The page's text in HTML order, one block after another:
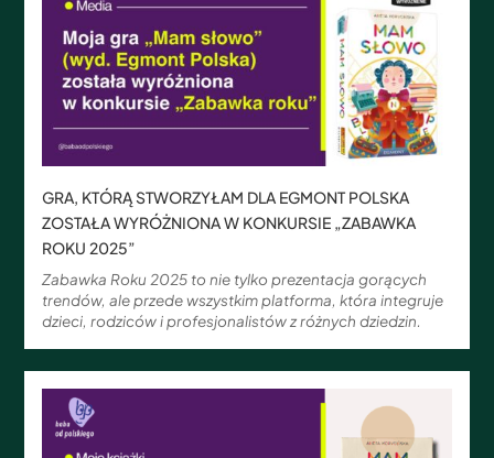
GRA, KTÓRĄ STWORZYŁAM DLA EGMONT POLSKA
ZOSTAŁA WYRÓŻNIONA W KONKURSIE „ZABAWKA
ROKU 2025”
Zabawka Roku 2025 to nie tylko prezentacja gorących
trendów, ale przede wszystkim platforma, która integruje
dzieci, rodziców i profesjonalistów z różnych dziedzin.